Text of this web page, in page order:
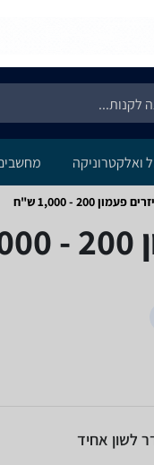
ואלקטרוניקה
‏200 - 1,000 ‏ש"ח